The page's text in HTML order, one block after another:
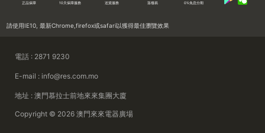
正品保障 10天保障服務 送貨服務 落樓易 0%免息分期
請使用IE10, 最新Chrome,firefox或safari以獲得最佳瀏覽效果
電話 : 2871 9230
E-mail : info@res.com.mo
地址 : 澳門慕拉士前地來來集團大廈
Copyright © 2026 澳門來來電器廣場